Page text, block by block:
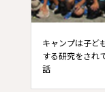
キャンプは子ど
する研究をされ
話